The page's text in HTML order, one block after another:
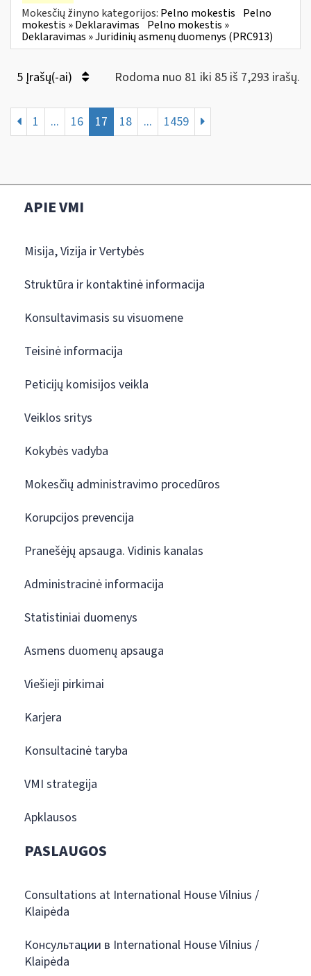
Mokesčių žinyno kategorijos: Pelno mokestis Pelno
mokestis » Deklaravimas Pelno mokestis »
Deklaravimas » Juridinių asmenų duomenys (PRC913)
5 Įrašų(-ai) Rodoma nuo 81 iki 85 iš 7,293 irašų.
1 ... 16 17 18 ... 1459
APIE VMI
Misija, Vizija ir Vertybės
Struktūra ir kontaktinė informacija
Konsultavimasis su visuomene
Teisinė informacija
Peticijų komisijos veikla
Veiklos sritys
Kokybės vadyba
Mokesčių administravimo procedūros
Korupcijos prevencija
Pranešėjų apsauga. Vidinis kanalas
Administracinė informacija
Statistiniai duomenys
Asmens duomenų apsauga
Viešieji pirkimai
Karjera
Konsultacinė taryba
VMI strategija
Apklausos
PASLAUGOS
Consultations at International House Vilnius /
Klaipėda
Консультации в International House Vilnius /
Klaipėda